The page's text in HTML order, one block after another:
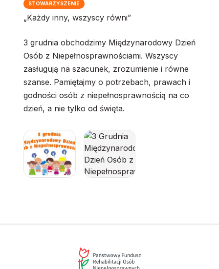
STOWARZYSZENIE
„Każdy inny, wszyscy równi”
3 grudnia obchodzimy Międzynarodowy Dzień
Osób z Niepełnosprawnościami. Wszyscy
zasługują na szacunek, zrozumienie i równe
szanse. Pamiętajmy o potrzebach, prawach i
godności osób z niepełnosprawnością na co
dzień, a nie tylko od święta.